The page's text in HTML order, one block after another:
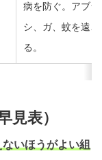
病を防ぐ。アブ
シ、ガ、蚊を遠
る。
見表）
いほうがよい組